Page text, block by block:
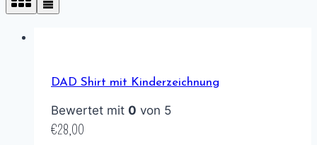
DAD Shirt mit Kinderzeichnung
Bewertet mit 0 von 5
€28,00